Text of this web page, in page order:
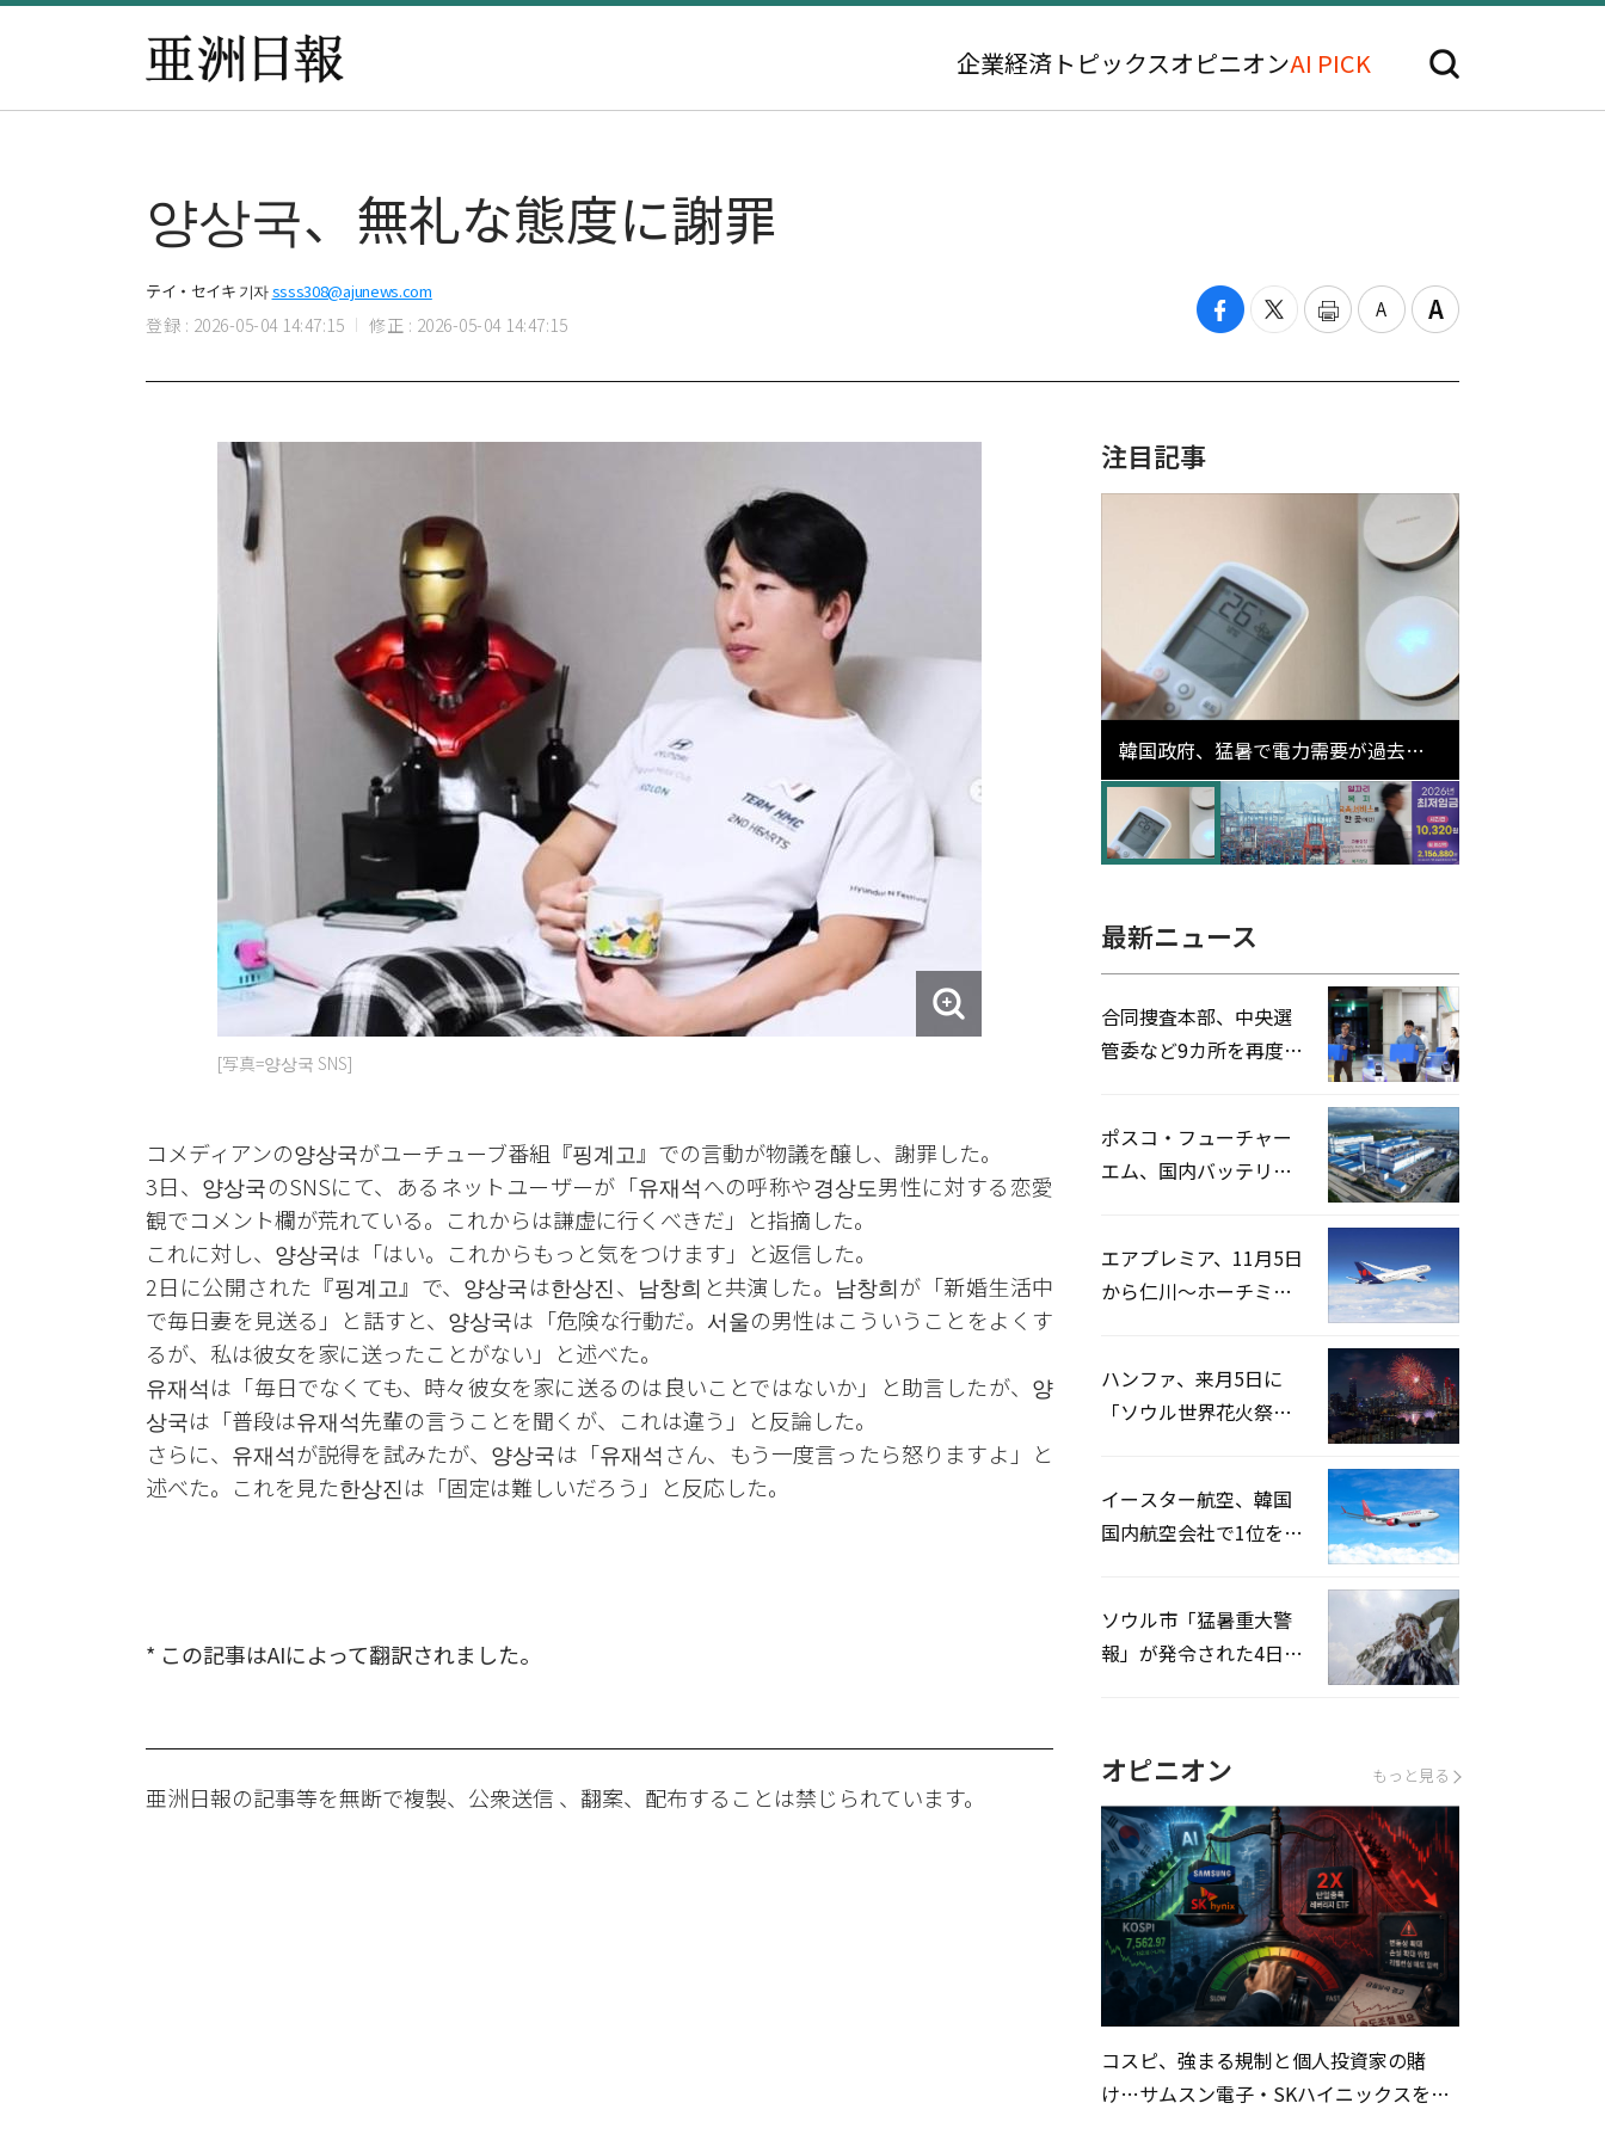
企業経済 トピックスオピニオンAI PICK
양상국、無礼な態度に謝罪
テイ・セイキ 기자ssss308@ajunews.com
登録 : 2026-05-04 14:47:15 修正 : 2026-05-04 14:47:15
[写真=양상국 SNS]
コメディアンの양상국がユーチューブ番組『핑계고』での言動が物議を醸し、謝罪した。
3日、양상국のSNSにて、あるネットユーザーが「유재석への呼称や경상도男性に対する恋愛
観でコメント欄が荒れている。これからは謙虚に行くべきだ」と指摘した。
これに対し、양상국は「はい。これからもっと気をつけます」と返信した。
2日に公開された『핑계고』で、양상국は한상진、남창희と共演した。남창희が「新婚生活中
で毎日妻を見送る」と話すと、양상국は「危険な行動だ。서울の男性はこういうことをよくす
るが、私は彼女を家に送ったことがない」と述べた。
유재석は「毎日でなくても、時々彼女を家に送るのは良いことではないか」と助言したが、양
상국は「普段は유재석先輩の言うことを聞くが、これは違う」と反論した。
さらに、유재석が説得を試みたが、양상국は「유재석さん、もう一度言ったら怒りますよ」と
述べた。これを見た한상진は「固定は難しいだろう」と反応した。
* この記事はAIによって翻訳されました。
亜洲日報の記事等を無断で複製、公衆送信 、翻案、配布することは禁じられています。
注目記事
韓国政府、猛暑で電力需要が過去最
高更新の可能性に需給対応体制を点
検
最新ニュース
合同捜査本部、中央選
管委など9カ所を再度家
ポスコ・フューチャー
エム、国内バッテリー
エアプレミア、11月5日
から仁川〜ホーチミン
ハンファ、来月5日に
「ソウル世界花火祭り
イースター航空、韓国
国内航空会社で1位を記
ソウル市「猛暑重大警
報」が発令された4日、
オピニオン もっと見る
コスピ、強まる規制と個人投資家の賭
け…サムスン電子・SKハイニックスを巡